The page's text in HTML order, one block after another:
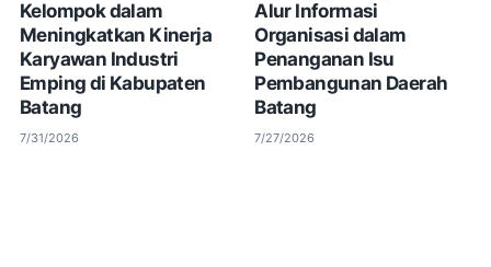
Kelompok dalam
Meningkatkan Kinerja
Karyawan Industri
Emping di Kabupaten
Batang
7/31/2026
Alur Informasi
Organisasi dalam
Penanganan Isu
Pembangunan Daerah
Batang
7/27/2026